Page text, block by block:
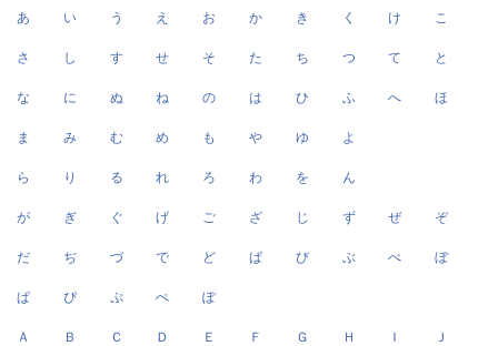
あ い う え お か き く け こ
さ し す せ そ た ち つ て と
な に ぬ ね の は ひ ふ へ ほ
ま み む め も や ゆ よ
ら り る れ ろ わ を ん
が ぎ ぐ げ ご ざ じ ず ぜ ぞ
だ ぢ づ で ど ば び ぶ べ ぼ
ぱ ぴ ぷ ぺ ぽ
Ａ Ｂ Ｃ Ｄ Ｅ Ｆ Ｇ Ｈ Ｉ Ｊ